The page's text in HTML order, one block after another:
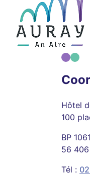
Hôtel
100
BP
56
Tél :